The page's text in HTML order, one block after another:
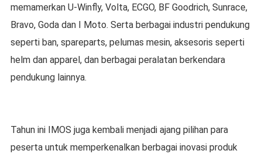
memamerkan U-Winfly, Volta, ECGO, BF Goodrich, Sunrace,
Bravo, Goda dan I Moto. Serta berbagai industri pendukung
seperti ban, spareparts, pelumas mesin, aksesoris seperti
helm dan apparel, dan berbagai peralatan berkendara
pendukung lainnya.
Tahun ini IMOS juga kembali menjadi ajang pilihan para
peserta untuk memperkenalkan berbagai inovasi produk